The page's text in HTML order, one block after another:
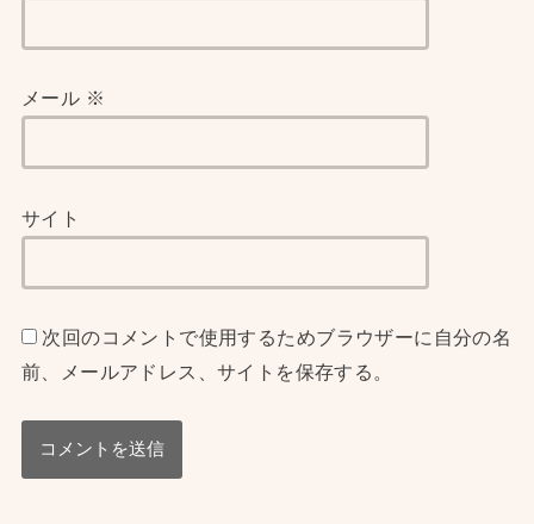
メール ※
サイト
次回のコメントで使用するためブラウザーに自分の名
前、メールアドレス、サイトを保存する。